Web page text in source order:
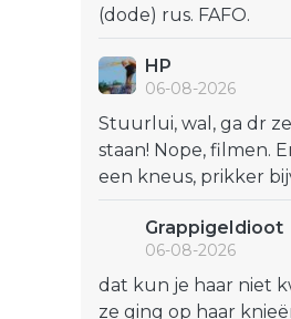
(dode) rus. FAFO.
HP
06-08-2026
Stuurlui, wal, ga dr
staan! Nope, filmen.
een kneus, prikker
GrappigeIdioot
06-08-2026
dat kun je haar niet
ze ging op haar